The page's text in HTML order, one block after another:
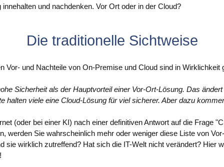
innehalten und nachdenken. Vor Ort oder in der Cloud?
Die traditionelle Sichtweise
Vor- und Nachteile von On-Premise und Cloud sind in Wirklichkeit
Sicherheit als der Hauptvorteil einer Vor-Ort-Lösung. Das
halten viele eine Cloud-Lösung für viel sicherer. Aber dazu
(oder bei einer KI) nach einer definitiven Antwort auf die Frage
werden Sie wahrscheinlich mehr oder weniger diese Liste von
sie wirklich zutreffend? Hat sich die IT-Welt nicht verändert? Hier